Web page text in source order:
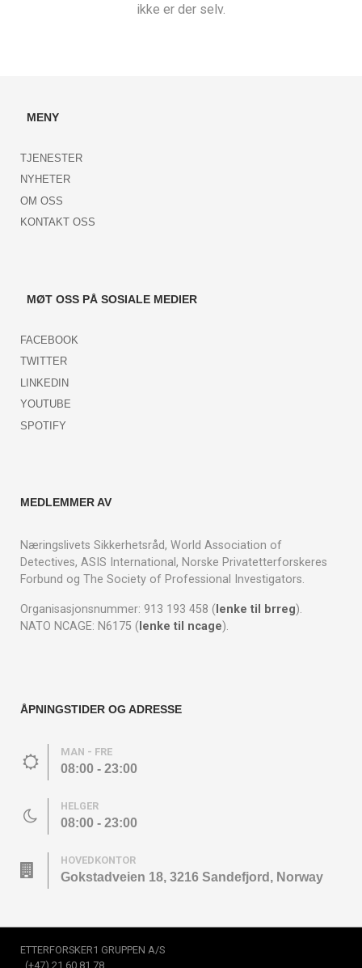
ikke er der selv.
MENY
TJENESTER
NYHETER
OM OSS
KONTAKT OSS
MØT OSS PÅ SOSIALE MEDIER
FACEBOOK
TWITTER
LINKEDIN
YOUTUBE
SPOTIFY
MEDLEMMER AV
Næringslivets Sikkerhetsråd, World Association of
Detectives, ASIS International, Norske Privatetterforskeres
Forbund og The Society of Professional Investigators.
Organisasjonsnummer: 913 193 458 ( lenke til brreg).
NATO NCAGE: N6175 ( lenke til ncage).
ÅPNINGSTIDER OG ADRESSE
MAN - FRE
08:00 - 23:00
HELGER
08:00 - 23:00
HOVEDKONTOR
Gokstadveien 18, 3216 Sandefjord, Norway
ETTERFORSKER1 GRUPPEN A/S
(+47) 21 60 81 78